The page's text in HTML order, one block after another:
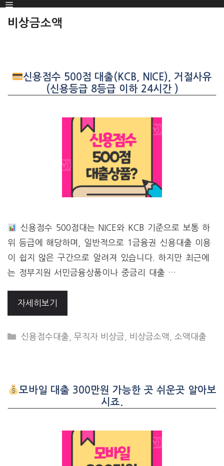
SKIP
TO
Menu
비상금소액
신용점수 500점 대출(KCB, NICE), 거절사유
(신용등급 8등급 이하 24시간 )
신용점수 500점대는 NICE와 KCB 기준으로 보통 하
위 등급에 해당하며, 일반적으로 1금융권 신용대출 이용
이 쉽지 않은 구간으로 알려져 있습니다. 하지만 최근에
는 정부지원 서민금융상품이나 중금리 대출 …
자세히보기
CATEGORIES
신용점수대출 ,무직자 비상금 비상금소액 소액대출
모바일 대출 300만원 가능한 곳 쉬운곳 알아보
시죠.